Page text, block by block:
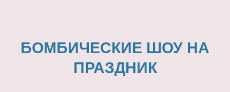
БОМБИЧЕСКИЕ ШОУ НА
ПРАЗДНИК